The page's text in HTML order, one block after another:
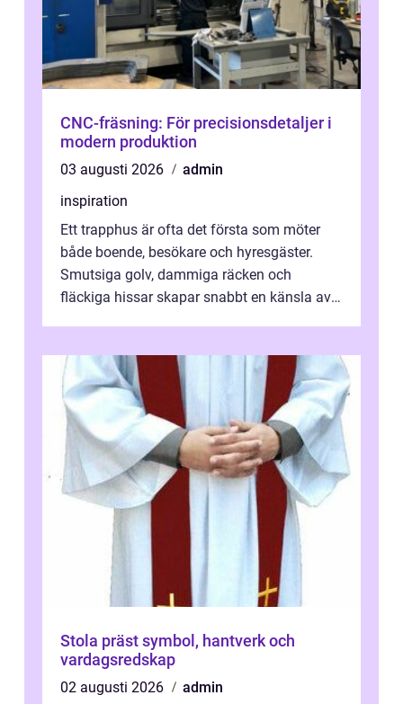
CNC-fräsning: För precisionsdetaljer i
modern produktion
03 augusti 2026
admin
inspiration
Ett trapphus är ofta det första som möter
både boende, besökare och hyresgäster.
Smutsiga golv, dammiga räcken och
fläckiga hissar skapar snabbt en känsla av
Stola präst symbol, hantverk och
vardagsredskap
02 augusti 2026
admin